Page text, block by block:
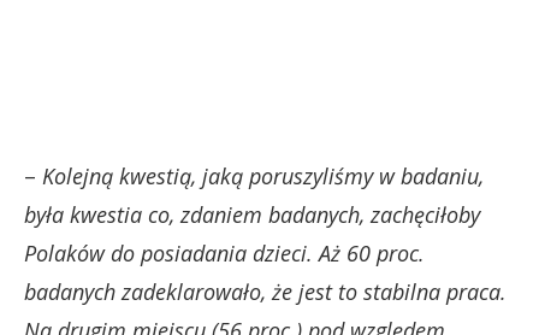
– Kolejną kwestią, jaką poruszyliśmy w badaniu,
była kwestia co, zdaniem badanych, zachęciłoby
Polaków do posiadania dzieci. Aż 60 proc.
badanych zadeklarowało, że jest to stabilna praca.